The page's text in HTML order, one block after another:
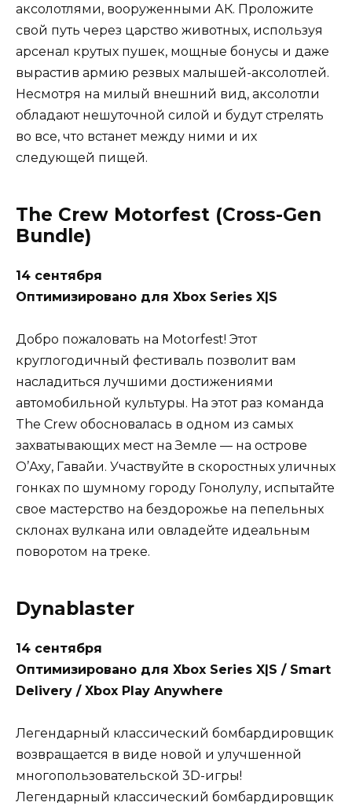
аксолотлями, вооруженными АК. Проложите
свой путь через царство животных, используя
арсенал крутых пушек, мощные бонусы и даже
вырастив армию резвых малышей-аксолотлей.
Несмотря на милый внешний вид, аксолотли
обладают нешуточной силой и будут стрелять
во все, что встанет между ними и их
следующей пищей.
The Crew Motorfest (Cross-Gen
Bundle)
14 сентября
Оптимизировано для Xbox Series X|S
Добро пожаловать на Motorfest! Этот
круглогодичный фестиваль позволит вам
насладиться лучшими достижениями
автомобильной культуры. На этот раз команда
The Crew обосновалась в одном из самых
захватывающих мест на Земле — на острове
О’Аху, Гавайи. Участвуйте в скоростных уличных
гонках по шумному городу Гонолулу, испытайте
свое мастерство на бездорожье на пепельных
склонах вулкана или овладейте идеальным
поворотом на треке.
Dynablaster
14 сентября
Оптимизировано для Xbox Series X|S / Smart
Delivery / Xbox Play Anywhere
Легендарный классический бомбардировщик
возвращается в виде новой и улучшенной
многопользовательской 3D-игры!
Легендарный классический бомбардировщик